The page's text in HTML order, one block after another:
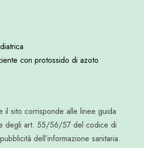
con protossido di azoto
il sito corrisponde alle linee guida
degli art. 55/56/57 del codice di
dell’informazione sanitaria.